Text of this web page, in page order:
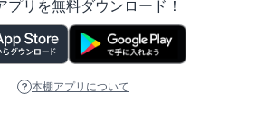
プリを無料ダウンロード！
本棚アプリについて